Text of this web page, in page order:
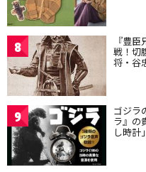
8 『豊
戦！切
将・谷
9 ゴジラ
ラ』の
し時計